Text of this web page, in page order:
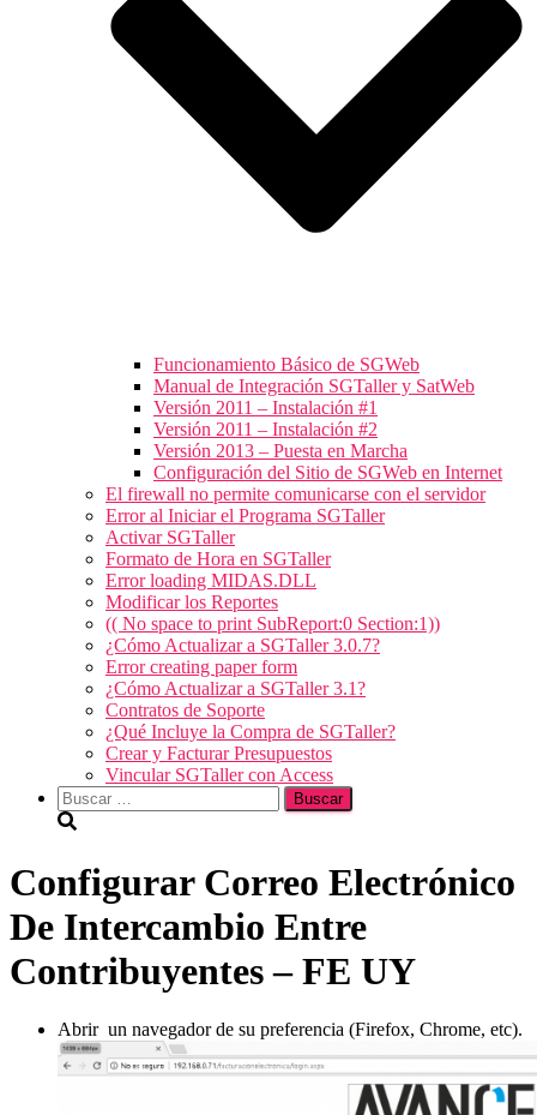
Funcionamiento Básico de SGWeb
Manual de Integración SGTaller y SatWeb
Versión 2011 – Instalación #1
Versión 2011 – Instalación #2
Versión 2013 – Puesta en Marcha
Configuración del Sitio de SGWeb en Internet
El firewall no permite comunicarse con el servidor
Error al Iniciar el Programa SGTaller
Activar SGTaller
Formato de Hora en SGTaller
Error loading MIDAS.DLL
Modificar los Reportes
(( No space to print SubReport:0 Section:1))
¿Cómo Actualizar a SGTaller 3.0.7?
Error creating paper form
¿Cómo Actualizar a SGTaller 3.1?
Contratos de Soporte
¿Qué Incluye la Compra de SGTaller?
Crear y Facturar Presupuestos
Vincular SGTaller con Access
Buscar:
Configurar Correo Electrónico
De Intercambio Entre
Contribuyentes – FE UY
Abrir un navegador de su preferencia (Firefox, Chrome, etc).